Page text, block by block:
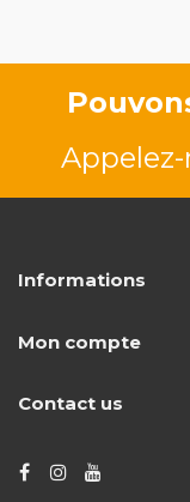
Informations
Mon compte
Contact us